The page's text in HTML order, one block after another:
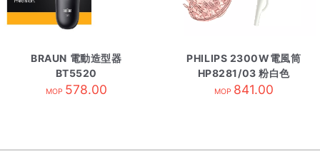
BRAUN 電動造型器
BT5520
MOP 578.00
PHILIPS 2300W電風筒
HP8281/03 粉白色
MOP 841.00